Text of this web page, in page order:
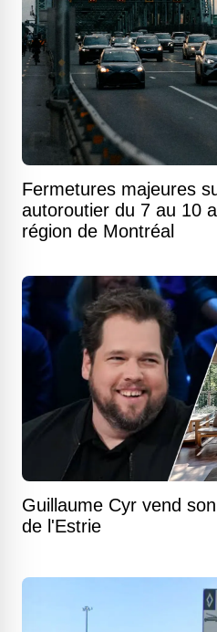
Fermetures majeures
autoroutier du 7 au 10
région de Montréal
Guillaume Cyr vend
de l'Estrie